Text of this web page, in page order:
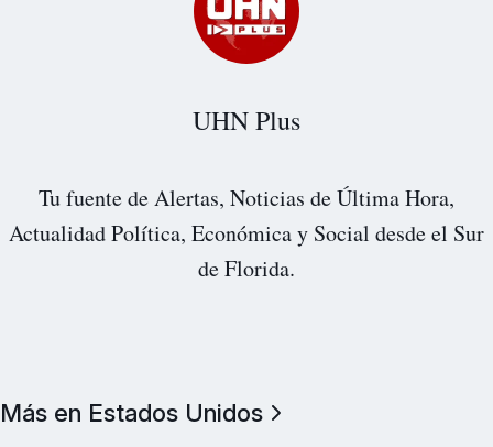
UHN Plus
Tu fuente de Alertas, Noticias de Última Hora,
Actualidad Política, Económica y Social desde el Sur
de Florida.
Más en Estados Unidos